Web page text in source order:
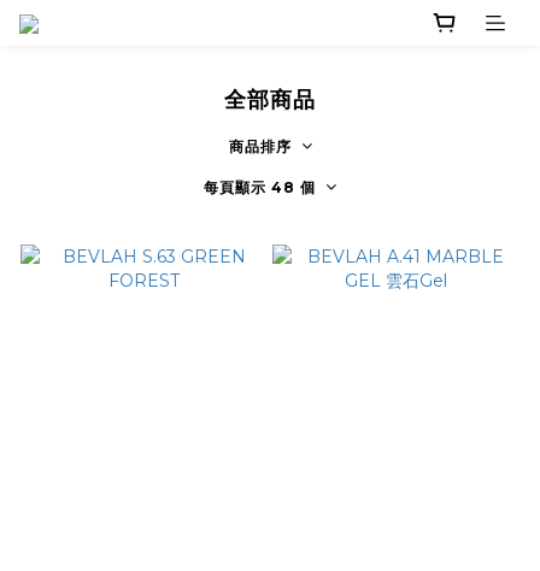
全部商品
商品排序
每頁顯示 48 個